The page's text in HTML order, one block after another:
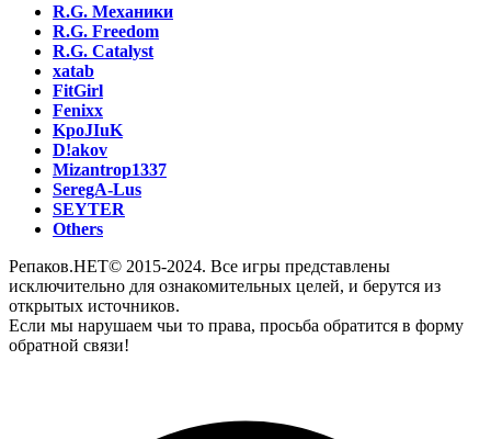
R.G. Механики
R.G. Freedom
R.G. Catalyst
xatab
FitGirl
Fenixx
KpoJIuK
D!akov
Mizantrop1337
SeregA-Lus
SEYTER
Others
Репаков.НЕТ© 2015-2024. Все игры представлены
исключительно для ознакомительных целей, и берутся из
открытых источников.
Если мы нарушаем чьи то права, просьба обратится в форму
обратной связи!